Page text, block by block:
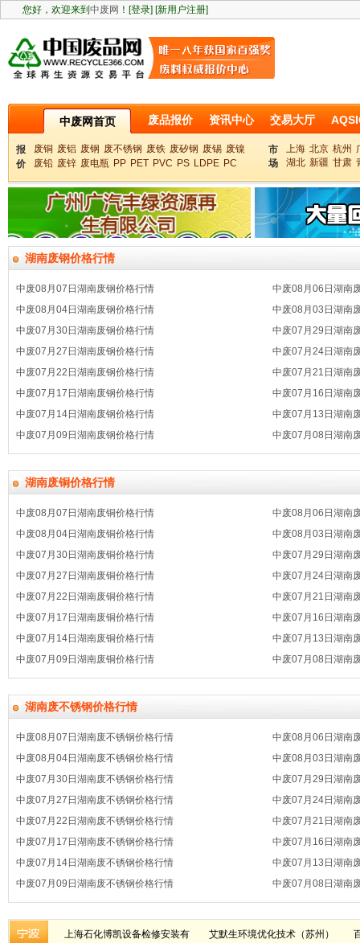
您好，欢迎来到 中废网 ！ [登录] [新用户注册]
中废网首页 废品报价 资讯中心 交易大厅
报
价
废铜 废铝 废钢 废不锈钢 废铁 废矽钢 废锡 废镍
废铅 废锌 废电瓶 PP PET PVC PS LDPE PC
市
场
上海 北京 杭州
湖北 新疆 甘肃
湖南废钢价格行情
中废08月07日湖南废钢价格行情
中废08月06日湖南
中废08月04日湖南废钢价格行情
中废08月03日湖南
中废07月30日湖南废钢价格行情
中废07月29日湖南
中废07月27日湖南废钢价格行情
中废07月24日湖南
中废07月22日湖南废钢价格行情
中废07月21日湖南
中废07月17日湖南废钢价格行情
中废07月16日湖南
中废07月14日湖南废钢价格行情
中废07月13日湖南
中废07月09日湖南废钢价格行情
中废07月08日湖南
湖南废铜价格行情
中废08月07日湖南废铜价格行情
中废08月06日湖南
中废08月04日湖南废铜价格行情
中废08月03日湖南
中废07月30日湖南废铜价格行情
中废07月29日湖南
中废07月27日湖南废铜价格行情
中废07月24日湖南
中废07月22日湖南废铜价格行情
中废07月21日湖南
中废07月17日湖南废铜价格行情
中废07月16日湖南
中废07月14日湖南废铜价格行情
中废07月13日湖南
中废07月09日湖南废铜价格行情
中废07月08日湖南
湖南废不锈钢价格行情
中废08月07日湖南废不锈钢价格行情
中废08月06日湖南
中废08月04日湖南废不锈钢价格行情
中废08月03日湖南
中废07月30日湖南废不锈钢价格行情
中废07月29日湖南
中废07月27日湖南废不锈钢价格行情
中废07月24日湖南
中废07月22日湖南废不锈钢价格行情
中废07月21日湖南
中废07月17日湖南废不锈钢价格行情
中废07月16日湖南
中废07月14日湖南废不锈钢价格行情
中废07月13日湖南
中废07月09日湖南废不锈钢价格行情
中废07月08日湖南
上海石化博凯设备检修安装有
艾默生环境优化技术（苏州）